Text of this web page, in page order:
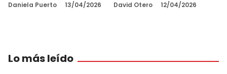
Daniela Puerto 13/04/2026 David Otero 12/04/2026
Lo más leído